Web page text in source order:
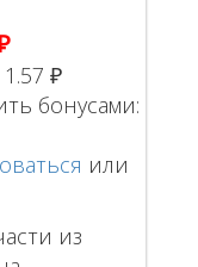
1.57 ₽
бонусами:
или
из